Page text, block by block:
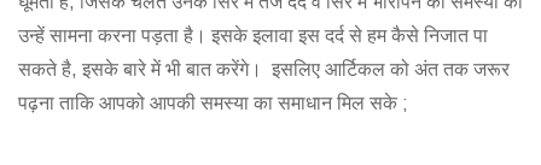
उन्हें सामना करना पड़ता है। इसके इलावा इस दर्द से हम कैसे निजात पा
सकते है, इसके बारे में भी बात करेंगे। इसलिए आर्टिकल को अंत तक जरूर
पढ़ना ताकि आपको आपकी समस्या का समाधान मिल सके ;